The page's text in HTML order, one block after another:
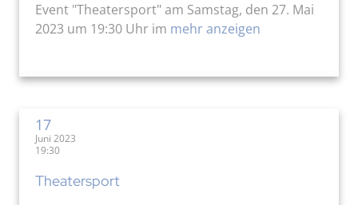
Event "Theatersport" am Samstag, den 27. Mai
2023 um 19:30 Uhr im mehr anzeigen
17
Juni 2023
19:30
Theatersport